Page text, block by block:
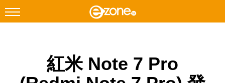
Facebook Instagram
科技焦點
紅米 Note 7 Pro